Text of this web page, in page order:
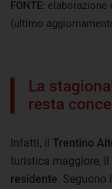
FONTE: elaborazione
(ultimo
La
resta
Infatti, il Trentino
turistica maggiore,
residente . Seguono